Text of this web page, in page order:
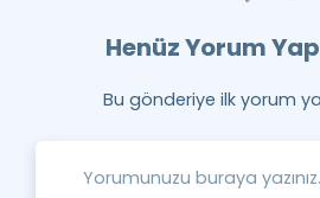
Henüz Yorum
Bu gönderiye ilk yorum